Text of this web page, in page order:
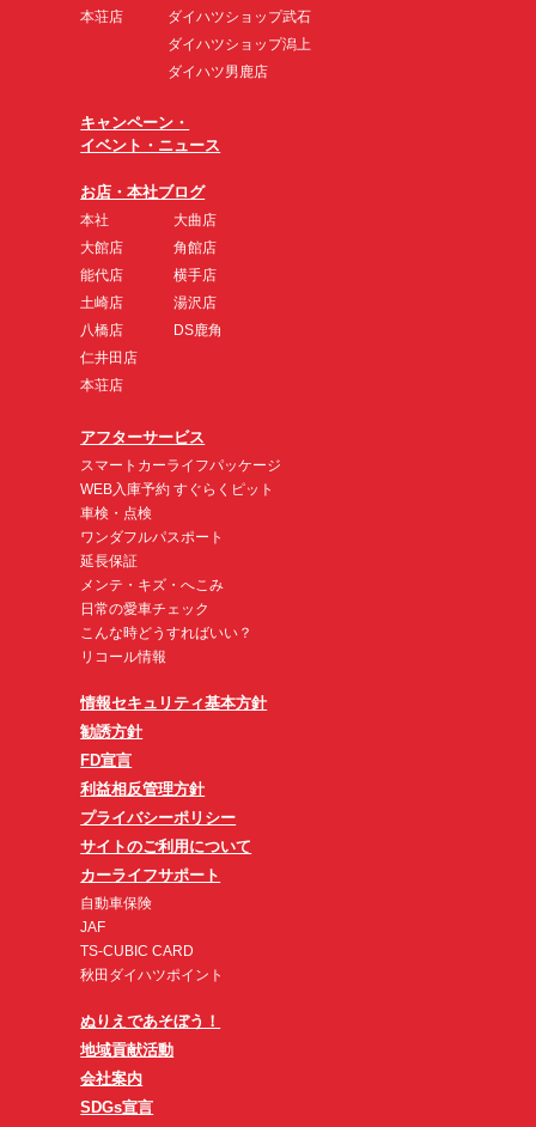
本荘店
ダイハツショップ武石
ダイハツショップ潟上
ダイハツ男鹿店
キャンペーン・
イベント・ニュース
お店・本社ブログ
本社
大館店
能代店
土崎店
八橋店
仁井田店
本荘店
大曲店
角館店
横手店
湯沢店
DS鹿角
アフターサービス
スマートカーライフパッケージ
WEB入庫予約 すぐらくピット
車検・点検
ワンダフルパスポート
延長保証
メンテ・キズ・へこみ
日常の愛車チェック
こんな時どうすればいい？
リコール情報
情報セキュリティ基本方針
勧誘方針
FD宣言
利益相反管理方針
プライバシーポリシー
サイトのご利用について
カーライフサポート
自動車保険
JAF
TS-CUBIC CARD
秋田ダイハツポイント
ぬりえであそぼう！
地域貢献活動
会社案内
SDGs宣言